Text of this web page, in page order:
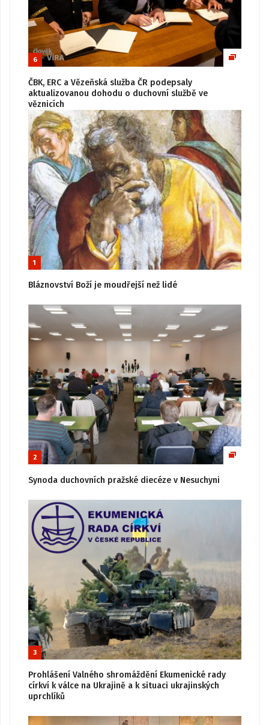
6
ČBK, ERC a Vězeňská služba ČR podepsaly
aktualizovanou dohodu o duchovní službě ve
věznicích
1
Bláznovství Boží je moudřejší než lidé
2
Synoda duchovních pražské diecéze v Nesuchyni
3
Prohlášení Valného shromáždění Ekumenické rady
církví k válce na Ukrajině a k situaci ukrajinských
uprchlíků